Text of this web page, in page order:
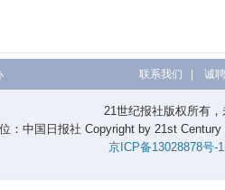
联系我们 诚
21世纪报社版权所有
：中国日报社 Copyright by 21st
京ICP备13028878号-